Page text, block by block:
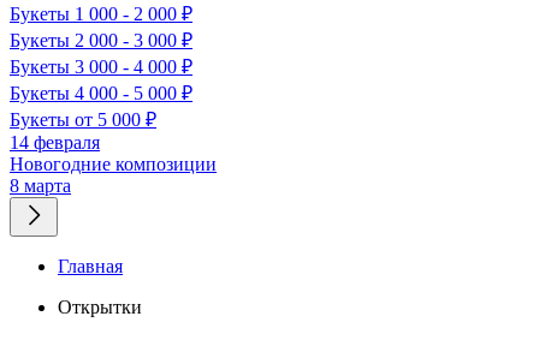
Букеты 1 000 - 2 000 ₽
Букеты 2 000 - 3 000 ₽
Букеты 3 000 - 4 000 ₽
Букеты 4 000 - 5 000 ₽
Букеты от 5 000 ₽
14 февраля
Новогодние композиции
8 марта
Главная
Открытки